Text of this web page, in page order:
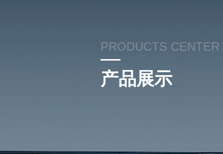
PRODUCTS CENTER
产品展示